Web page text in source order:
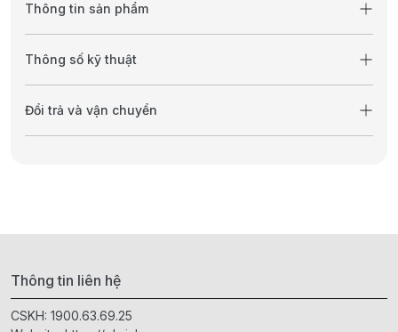
Thông tin sản phẩm
Thông số kỹ thuật
Đổi trả và vận chuyển
Thông tin liên hệ
CSKH: 1900.63.69.25